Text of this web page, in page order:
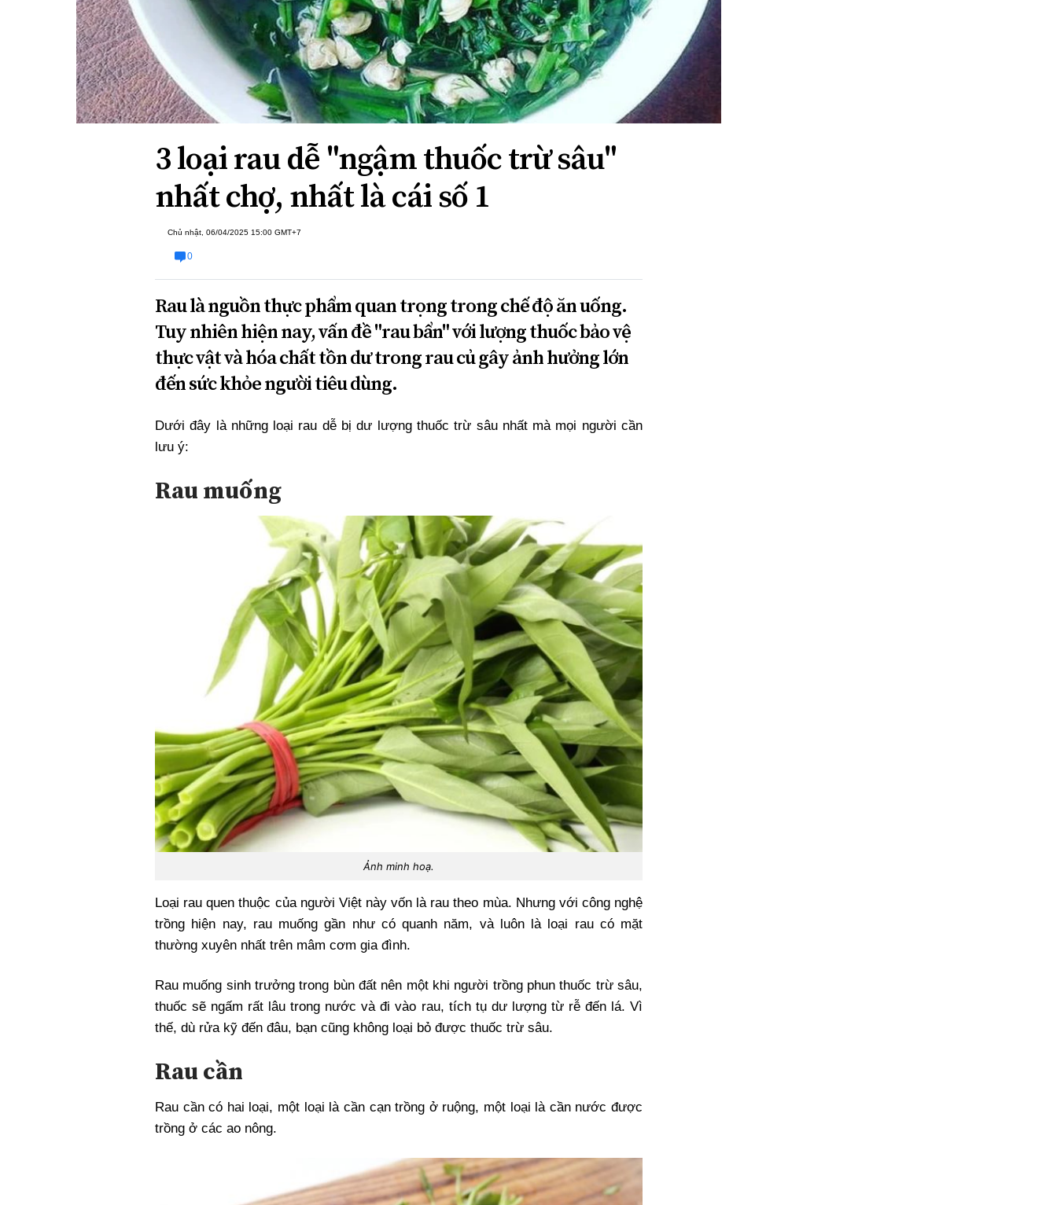
Xi nhan Trái Phải
Bạn đọc viết
3 loại rau dễ "ngậm thuốc trừ sâu"
nhất chợ, nhất là cái số 1
Chủ nhật, 06/04/2025 15:00 GMT+7
0
Rau là nguồn thực phẩm quan trọng trong chế độ ăn uống.
Tuy nhiên hiện nay, vấn đề "rau bẩn" với lượng thuốc bảo vệ
thực vật và hóa chất tồn dư trong rau củ gây ảnh hưởng lớn
đến sức khỏe người tiêu dùng.
Dưới đây là những loại rau dễ bị dư lượng thuốc trừ sâu nhất mà mọi người cần
lưu ý:
Rau muống
Ảnh minh hoạ.
Loại rau quen thuộc của người Việt này vốn là rau theo mùa. Nhưng với công nghệ
trồng hiện nay, rau muống gần như có quanh năm, và luôn là loại rau có mặt
thường xuyên nhất trên mâm cơm gia đình.
Rau muống sinh trưởng trong bùn đất nên một khi người trồng phun thuốc trừ sâu,
thuốc sẽ ngấm rất lâu trong nước và đi vào rau, tích tụ dư lượng từ rễ đến lá. Vì
thế, dù rửa kỹ đến đâu, bạn cũng không loại bỏ được thuốc trừ sâu.
Rau cần
Rau cần có hai loại, một loại là cần cạn trồng ở ruộng, một loại là cần nước được
trồng ở các ao nông.